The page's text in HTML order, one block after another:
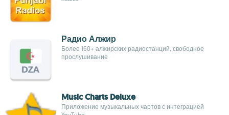
Радио Алжир
Более 160+ алжирских радиостанций, свободное
прослушивание
Music Charts Deluxe
Приложение музыкальных чартов с интеграцией